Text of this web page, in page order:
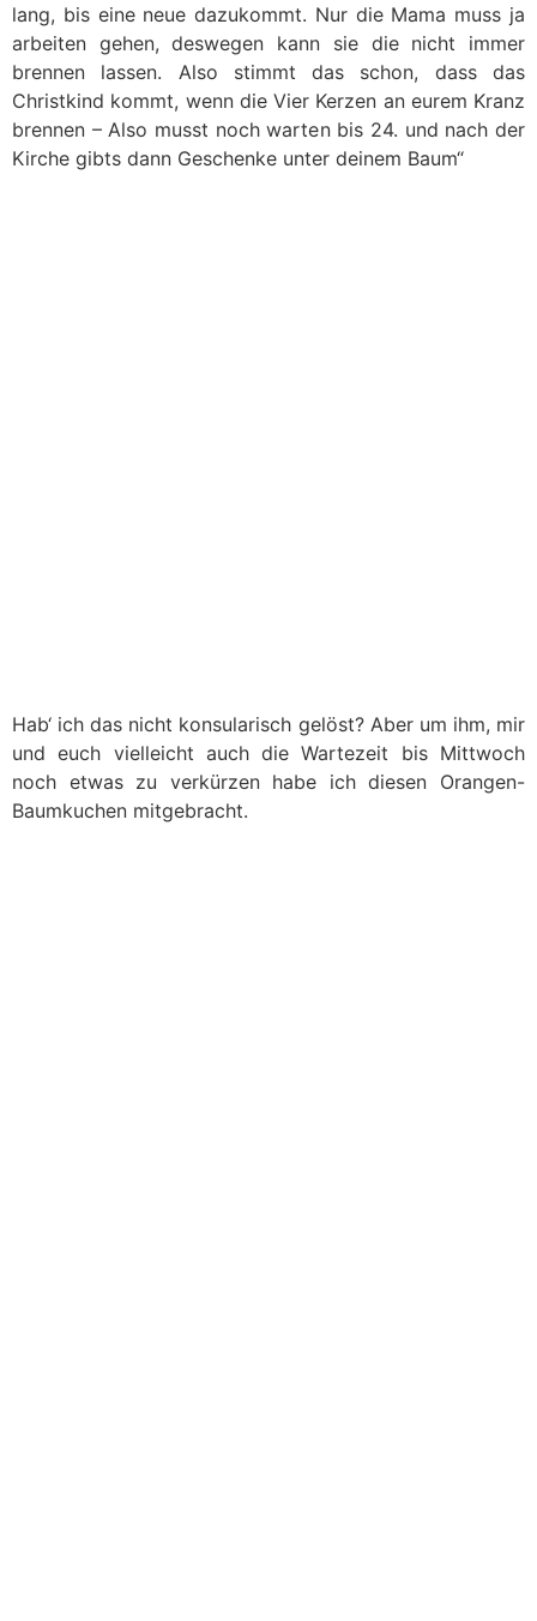
lang, bis eine neue dazukommt. Nur die Mama muss ja
arbeiten gehen, deswegen kann sie die nicht immer
brennen lassen. Also stimmt das schon, dass das
Christkind kommt, wenn die Vier Kerzen an eurem Kranz
brennen – Also musst noch warten bis 24. und nach der
Kirche gibts dann Geschenke unter deinem Baum“
Hab‘ ich das nicht konsularisch gelöst? Aber um ihm, mir
und euch vielleicht auch die Wartezeit bis Mittwoch
noch etwas zu verkürzen habe ich diesen Orangen-
Baumkuchen mitgebracht.